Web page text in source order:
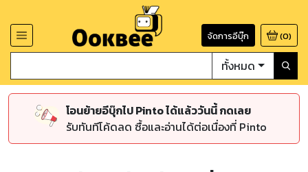
จัดการอีบุ๊ก (0)
ทั้งหมด
โอนย้ายอีบุ๊กไป Pinto ได้แล้ววันนี้ กดเลย
รับทันทีโค้ดลด ซื้อและอ่านได้ต่อเนื่องที่ Pinto